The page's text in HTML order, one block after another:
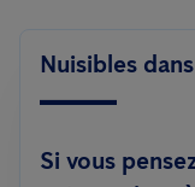
Nuisibles
Si vous